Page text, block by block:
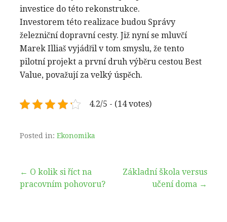
investice do této rekonstrukce.
Investorem této realizace budou Správy
železniční dopravní cesty. Již nyní se mluvčí
Marek Illiaš vyjádřil v tom smyslu, že tento
pilotní projekt a první druh výběru cestou Best
Value, považují za velký úspěch.
4.2/5 - (14 votes)
Posted in: Ekonomika
Navigace
← O kolik si říct na
pracovním pohovoru?
Základní škola versus
učení doma →